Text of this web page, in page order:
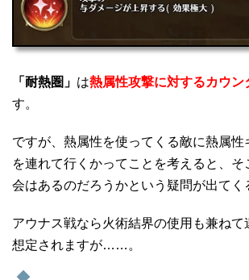
「耐熱圏」 は熱属性攻撃に対するカウン
す。
ですが、熱属性を使ってくる敵に熱属性
を連れて行くかってことを考えると、
会はあるのだろうかという疑問が出てく
アウナス戦なら火術結界の使用も兼ねて
想定されますが……。